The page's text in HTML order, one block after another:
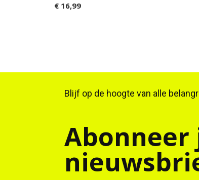
€ 16,99
Blijf op de hoogte van alle
Abonneer